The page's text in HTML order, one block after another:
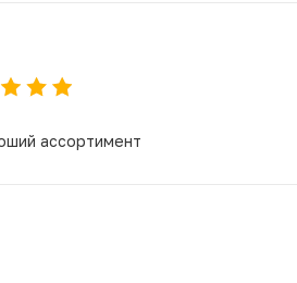
ассортимент